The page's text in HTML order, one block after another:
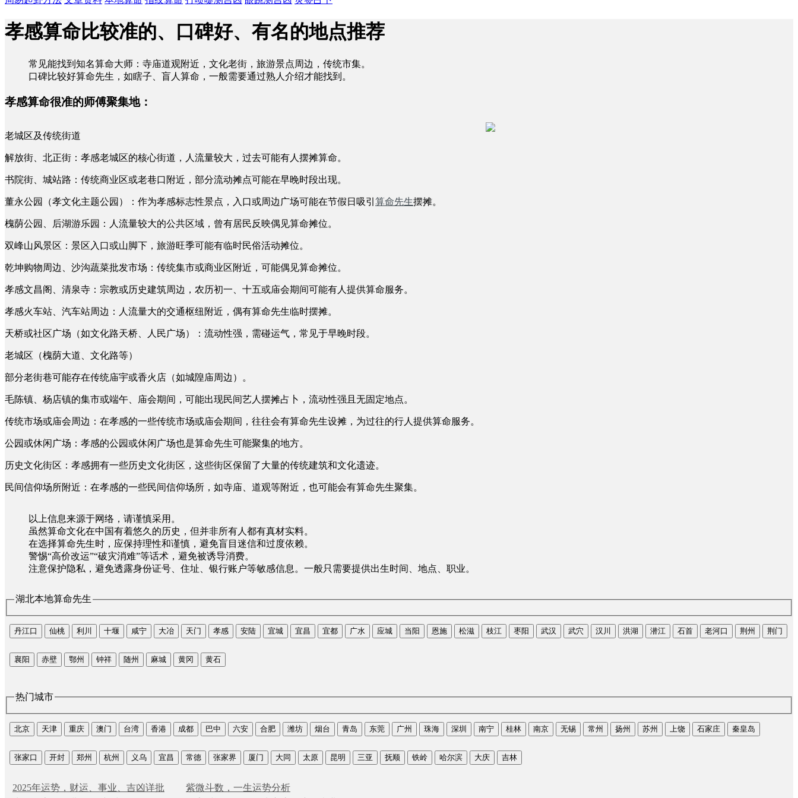
孝感算命比较准的、口碑好、有名的地点推荐
常见能找到知名算命大师：寺庙道观附近，文化老街，旅游景点周边，传统市集。
口碑比较好算命先生，如瞎子、盲人算命，一般需要通过熟人介绍才能找到。
孝感算命很准的师傅聚集地：
老城区及传统街道
解放街、北正街：孝感老城区的核心街道，人流量较大，过去可能有人摆摊算命。
书院街、城站路：传统商业区或老巷口附近，部分流动摊点可能在早晚时段出现。
董永公园（孝文化主题公园）：作为孝感标志性景点，入口或周边广场可能在节假日吸引 算命先生摆摊。
槐荫公园、后湖游乐园：人流量较大的公共区域，曾有居民反映偶见算命摊位。
双峰山风景区：景区入口或山脚下，旅游旺季可能有临时民俗活动摊位。
乾坤购物周边、沙沟蔬菜批发市场：传统集市或商业区附近，可能偶见算命摊位。
孝感文昌阁、清泉寺：宗教或历史建筑周边，农历初一、十五或庙会期间可能有人提供算命服务。
孝感火车站、汽车站周边：人流量大的交通枢纽附近，偶有算命先生临时摆摊。
天桥或社区广场（如文化路天桥、人民广场）：流动性强，需碰运气，常见于早晚时段。
老城区（槐荫大道、文化路等）
部分老街巷可能存在传统庙宇或香火店（如城隍庙周边）。
毛陈镇、杨店镇的集市或端午、庙会期间，可能出现民间艺人摆摊占卜，流动性强且无固定地点。
传统市场或庙会周边：在孝感的一些传统市场或庙会期间，往往会有算命先生设摊，为过往的行人提供算命服务。
公园或休闲广场：孝感的公园或休闲广场也是算命先生可能聚集的地方。
历史文化街区：孝感拥有一些历史文化街区，这些街区保留了大量的传统建筑和文化遗迹。
民间信仰场所附近：在孝感的一些民间信仰场所，如寺庙、道观等附近，也可能会有算命先生聚集。
以上信息来源于网络，请谨慎采用。
虽然算命文化在中国有着悠久的历史，但并非所有人都有真材实料。
在选择算命先生时，应保持理性和谨慎，避免盲目迷信和过度依赖。
警惕“高价改运”“破灾消难”等话术，避免被诱导消费。
注意保护隐私，避免透露身份证号、住址、银行账户等敏感信息。一般只需要提供出生时间、地点、职业。
湖北本地算命先生
丹江口 仙桃 利川 十堰 咸宁 大冶 天门 孝感 安陆 宜城 宜昌 宜都 广水 应城 当阳 恩施 松滋 枝江 枣阳 武汉 武穴 汉川 洪湖 潜江 石首 老河口 荆州 荆门
襄阳 赤壁 鄂州 钟祥 随州 麻城 黄冈 黄石
热门城市
北京 天津 重庆 澳门 台湾 香港 成都 巴中 六安 合肥 潍坊 烟台 青岛 东莞 广州 珠海 深圳 南宁 桂林 南京 无锡 常州 扬州 苏州 上饶 石家庄 秦皇岛
张家口 开封 郑州 杭州 义乌 宜昌 常德 张家界 厦门 大同 太原 昆明 三亚 抚顺 铁岭 哈尔滨 大庆 吉林
2025年运势，财运、事业、吉凶详批
紫微斗数，一生运势分析